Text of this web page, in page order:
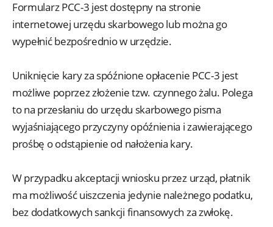
Formularz PCC-3 jest dostępny na stronie
internetowej urzędu skarbowego lub można go
wypełnić bezpośrednio w urzędzie.
Uniknięcie kary za spóźnione opłacenie PCC-3 jest
możliwe poprzez złożenie tzw. czynnego żalu. Polega
to na przesłaniu do urzędu skarbowego pisma
wyjaśniającego przyczyny opóźnienia i zawierającego
prośbę o odstąpienie od nałożenia kary.
W przypadku akceptacji wniosku przez urząd, płatnik
ma możliwość uiszczenia jedynie należnego podatku,
bez dodatkowych sankcji finansowych za zwłokę.